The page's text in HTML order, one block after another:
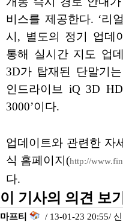
비스를 제공한다. ‘리
시, 별도의 정기 업데
통해 실시간 지도 업
3D가 탑재된 단말기는
인드라이브 iQ 3D
3000’이다.
업데이트와 관련한 자
식 홈페이지(http://
다.
이 기사의 의견 보기
마프티 / 13-01-23 20:55/